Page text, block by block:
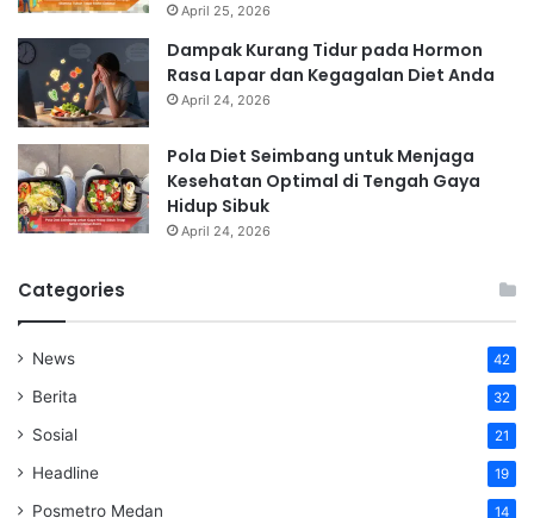
April 25, 2026
Dampak Kurang Tidur pada Hormon
Rasa Lapar dan Kegagalan Diet Anda
April 24, 2026
Pola Diet Seimbang untuk Menjaga
Kesehatan Optimal di Tengah Gaya
Hidup Sibuk
April 24, 2026
Categories
News 42
Berita 32
Sosial 21
Headline 19
Posmetro Medan 14